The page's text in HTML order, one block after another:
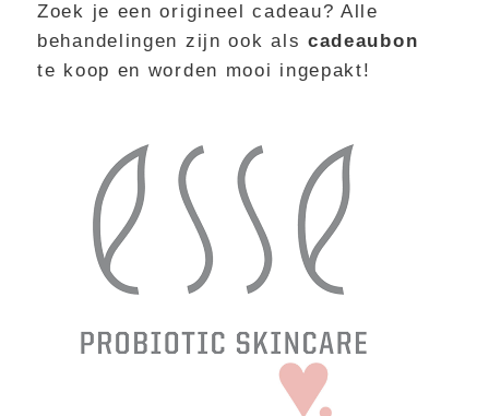
Zoek je een origineel cadeau? Alle
behandelingen zijn ook als cadeaubon
te koop en worden mooi ingepakt!